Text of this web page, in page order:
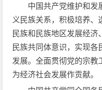
中国共产党维护和发
义民族关系，积极培养、
民族和民族地区发展经
民族共同体意识，实现各
发展。全面贯彻党的宗教
为经济社会发展作贡献。